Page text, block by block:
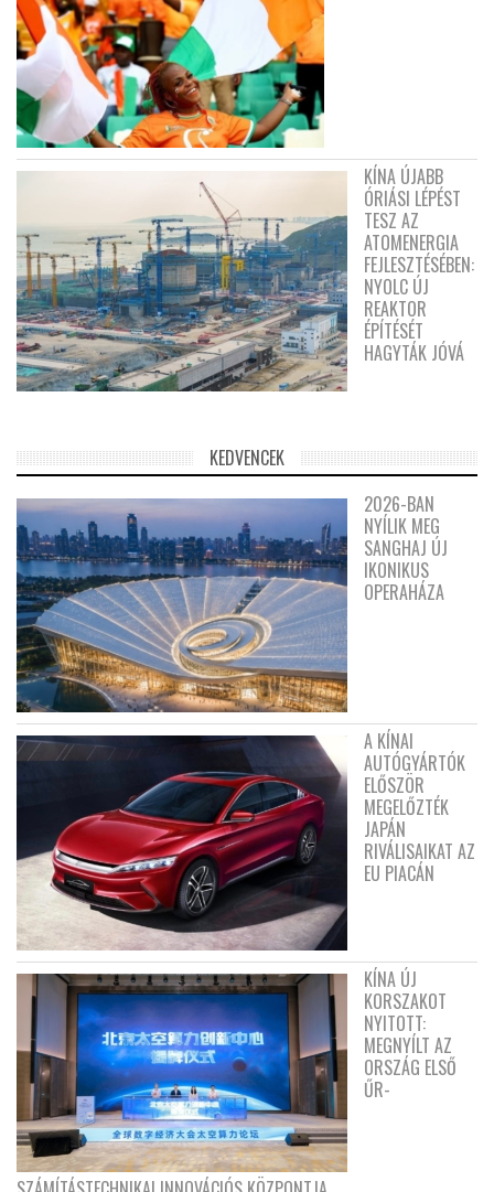
KÍNA ÚJABB
ÓRIÁSI LÉPÉST
TESZ AZ
ATOMENERGIA
FEJLESZTÉSÉBEN:
NYOLC ÚJ
REAKTOR
ÉPÍTÉSÉT
HAGYTÁK JÓVÁ
KEDVENCEK
2026-BAN
NYÍLIK MEG
SANGHAJ ÚJ
IKONIKUS
OPERAHÁZA
A KÍNAI
AUTÓGYÁRTÓK
ELŐSZÖR
MEGELŐZTÉK
JAPÁN
RIVÁLISAIKAT AZ
EU PIACÁN
KÍNA ÚJ
KORSZAKOT
NYITOTT:
MEGNYÍLT AZ
ORSZÁG ELSŐ
ŰR-